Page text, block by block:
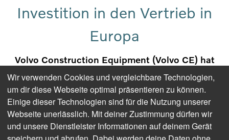
Investition in den Vertrieb in
Europa
Volvo Construction Equipment (Volvo CE) hat
sich mit Lantmännen darauf geeinigt, den
Vertriebspartner Swecon mit
Geschäftstätigkeit in Schweden, Estland,
Lettland und Litauen sowie dem größten Teil
Deutschland zu übernehmen. Die geplante
Wir verwenden Cookies und vergleichbare Technologien,
um dir diese Webseite optimal präsentieren zu können.
Einige dieser Technologien sind für die Nutzung unserer
Webseite unerlässlich. Mit deiner Zustimmung dürfen wir
und unsere Dienstleister Informationen auf deinem Gerät